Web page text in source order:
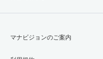
マナビジョンのご案内